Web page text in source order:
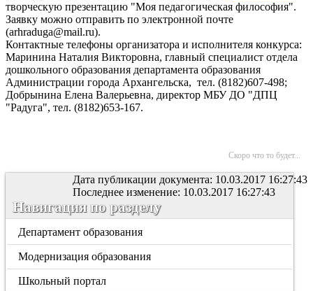
творческую презентацию "Моя педагогическая философия".
Заявку можно отправить по электронной почте
(arhraduga@mail.ru).
Контактные телефоны организатора и исполнителя конкурса:
Маринина Наталия Викторовна, главный специалист отдела
дошкольного образования департамента образования
Администрации города Архангельска, тел. (8182)607-498;
Добрынина Елена Валерьевна, директор МБУ ДО "ДПЦ
"Радуга", тел. (8182)653-167.
Скоро что то будет...
Дата публикации документа: 10.03.2017 16:27:43
Последнее изменение: 10.03.2017 16:27:43
Навигация по разделу
Департамент образования
Модернизация образования
Школьный портал